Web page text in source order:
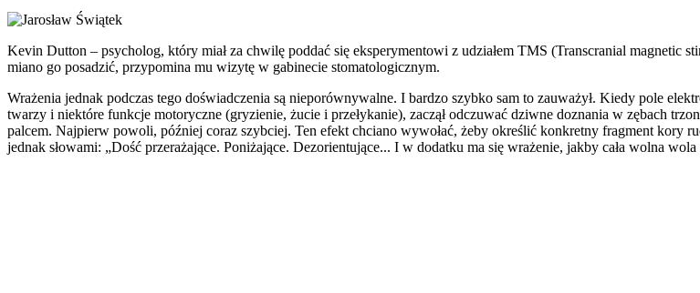
Kevin Dutton – psycholog, który miał za chwilę poddać się eksperymentowi z udziałem TMS (Transcranial magnetic
miano go posadzić, przypomina mu wizytę w gabinecie stomatologicznym.
Wrażenia jednak podczas tego doświadczenia są nieporównywalne. I bardzo szybko sam to zauważył. Kiedy pole
twarzy i niektóre funkcje motoryczne (gryzienie, żucie i przełykanie), zaczął odczuwać dziwne doznania w zębach
palcem. Najpierw powoli, później coraz szybciej. Ten efekt chciano wywołać, żeby określić konkretny fragment kory
jednak słowami: „Dość przerażające. Poniżające. Dezorientujące... I w dodatku ma się wrażenie, jakby cała wolna wola